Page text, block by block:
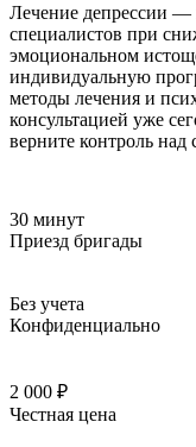
Лечение депрессии —
специалистов при
эмоциональном
индивидуальную
методы лечения и
консультацией уже
верните контроль над
30 минут
Приезд бригады
Без учета
Конфиденциально
2 000 ₽
Честная цена